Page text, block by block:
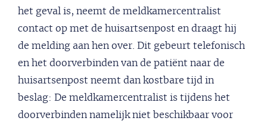
het geval is, neemt de meldkamercentralist
contact op met de huisartsenpost en draagt hij
de melding aan hen over. Dit gebeurt telefonisch
en het doorverbinden van de patiënt naar de
huisartsenpost neemt dan kostbare tijd in
beslag: De meldkamercentralist is tijdens het
doorverbinden namelijk niet beschikbaar voor